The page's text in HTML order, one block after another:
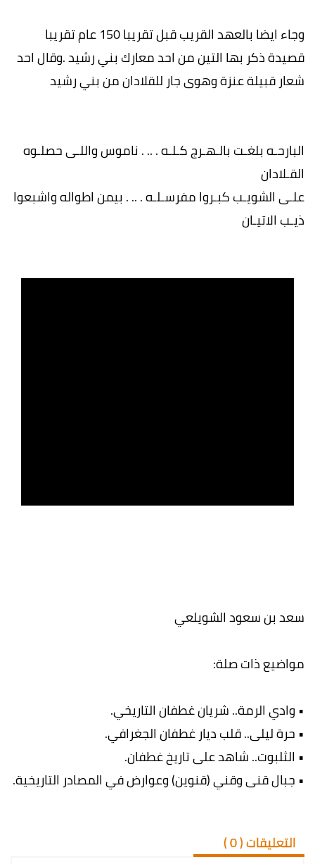
وجاء ايضا بالعهد القريب قبل تقريبا 150 عام تقريبا
قصيدة ذكر بها التين من احد معارك بني رشيد .وقال احد
شعار قبيلة عنزة وهوى جار للقلادان من بني رشيد
البارحـه بلغـت بالـهـرج كـلـه . .. . ناموس واللـى حصلـوه
القـلادان
علـى الشويـب كبـروا مفرسـلـه . .. . بيمن اطواله واشبعوا
ذيـب الاتيـان
سعد بن سعود الشويلعي
مواضيع ذات صلة:
• وادي الرمة.. شريان غطفان التاريخي.
• حرة ليلى.. قلب ديار غطفان الجغرافي.
• الثلبوت.. شاهد على تاريخ غطفان.
• جبال قنى وقني (قنوين) وعوارض في المصادر التاريخية.
التعليقات (0
)